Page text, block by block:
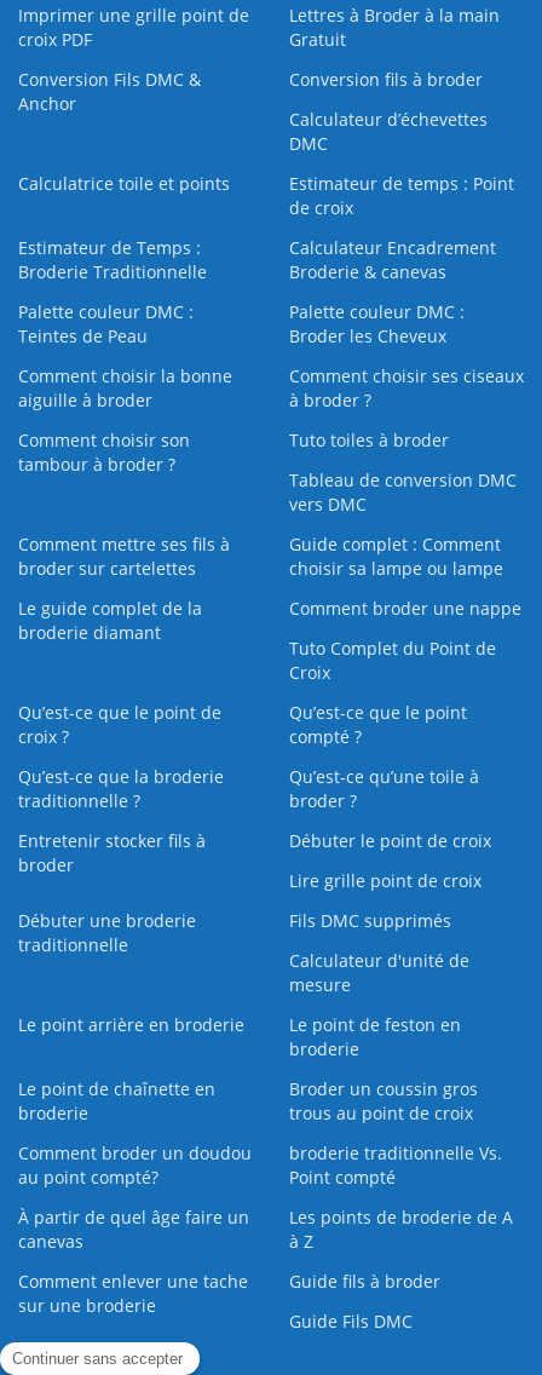
Imprimer une grille point de
croix PDF
Lettres à Broder à la main
Gratuit
Conversion Fils DMC &
Anchor
Conversion fils à broder
Calculateur d’échevettes
DMC
Calculatrice toile et points
Estimateur de temps : Point
de croix
Estimateur de Temps :
Broderie Traditionnelle
Calculateur Encadrement
Broderie & canevas
Palette couleur DMC :
Teintes de Peau
Palette couleur DMC :
Broder les Cheveux
Comment choisir la bonne
aiguille à broder
Comment choisir ses ciseaux
à broder ?
Comment choisir son
tambour à broder ?
Tuto toiles à broder
Tableau de conversion DMC
vers DMC
Comment mettre ses fils à
broder sur cartelettes
Guide complet : Comment
choisir sa lampe ou lampe
Le guide complet de la
broderie diamant
Comment broder une nappe
Tuto Complet du Point de
Croix
Qu’est-ce que le point de
croix ?
Qu’est-ce que le point
compté ?
Qu’est-ce que la broderie
traditionnelle ?
Qu’est‑ce qu’une toile à
broder ?
Entretenir stocker fils à
broder
Débuter le point de croix
Lire grille point de croix
Débuter une broderie
traditionnelle
Fils DMC supprimés
Calculateur d'unité de
mesure
Le point arrière en broderie
Le point de feston en
broderie
Le point de chaînette en
broderie
Broder un coussin gros
trous au point de croix
Comment broder un doudou
au point compté?
broderie traditionnelle Vs.
Point compté
À partir de quel âge faire un
canevas
Les points de broderie de A
à Z
Comment enlever une tache
sur une broderie
Guide fils à broder
Guide Fils DMC
Guide de la Broderie